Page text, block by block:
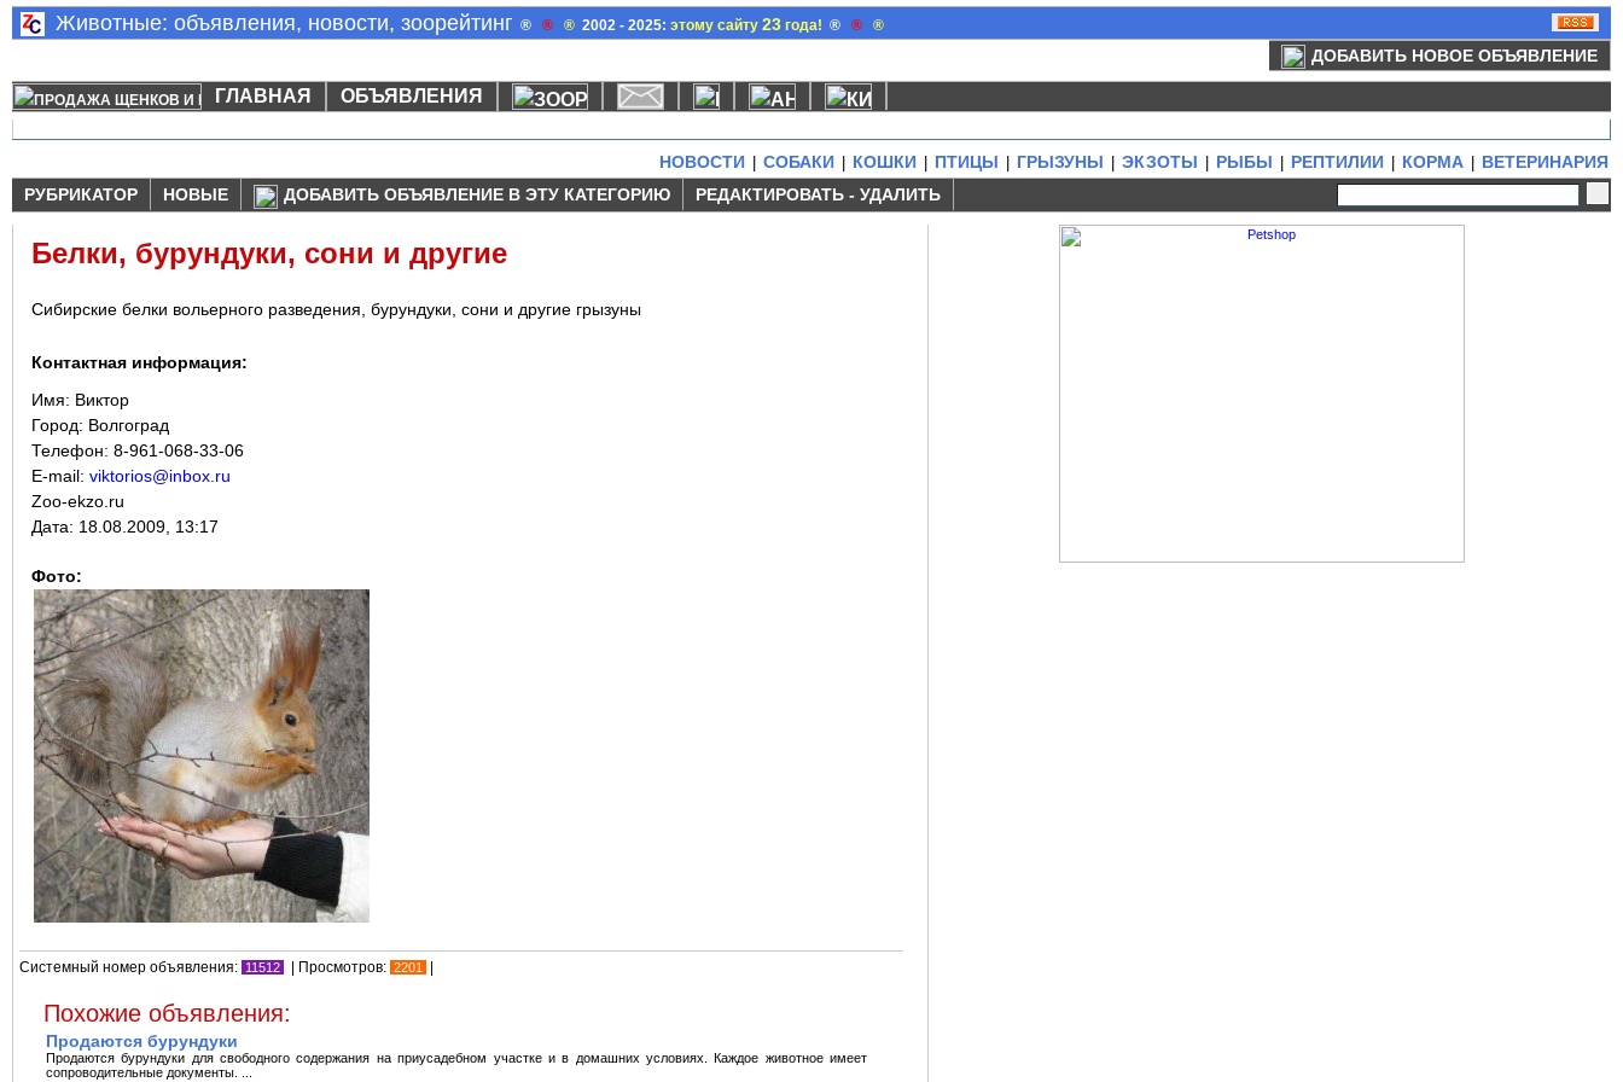
Животные: объявления, новости, зоорейтинг ® ® ® 2002 - 2025:этому сайту23 года! ® ® ®
ДОБАВИТЬ НОВОЕ ОБЪЯВЛЕНИЕ
ГЛАВНАЯ ОБЪЯВЛЕНИЯ
НОВОСТИ СОБАКИ КОШКИ ПТИЦЫ ГРЫЗУНЫ ЭКЗОТЫ РЫБЫ РЕПТИЛИИ КОРМА
ВЕТЕРИНАРИЯ
РУБРИКАТОР
НОВЫЕ ДОБАВИТЬ ОБЪЯВЛЕНИЕ В ЭТУ КАТЕГОРИЮ РЕДАКТИРОВАТЬ - УДАЛИТЬ
Белки, бурундуки, сони и другие
Сибирские белки вольерного разведения, бурундуки, сони и другие грызуны
Контактная информация:
Имя: Виктор
Город: Волгоград
Телефон: 8-961-068-33-06
E-mail: viktorios@inbox.ru
Zoo-ekzo.ru
Дата: 18.08.2009, 13:17
Фото:
Системный номер объявления: 11512 | Просмотров: 2201 |
Похожие объявления:
Продаются бурундуки
Продаются бурундуки для свободного содержания на приусадебном участке и в домашних условиях. Каждое животное имеет
сопроводительные документы. ...